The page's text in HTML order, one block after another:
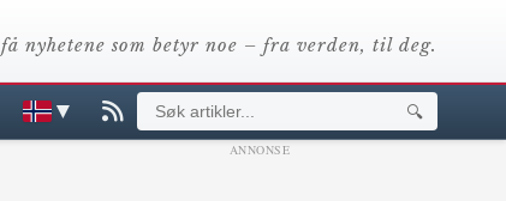
få nyhetene som betyr noe – fra verden, til deg.
▼ 🔍
ANNONSE